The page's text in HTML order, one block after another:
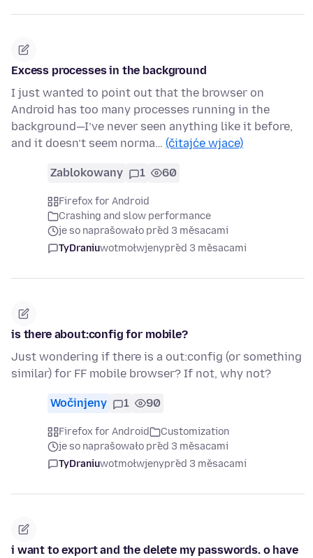
Excess processes in the background
I just wanted to point out that the browser on
Android has too many processes running in the
background—I’ve never seen anything like it before,
and it doesn’t seem norma… (čitajće wjace)
Zablokowany 1 60
Firefox for Android
Crashing and slow performance
je so naprašowało před 3 měsacami
TyDraniuwotmołwjenypřed 3 měsacami
is there about:config for mobile?
Just wondering if there is a out:config (or something
similar) for FF mobile browser? If not, why not?
Wočinjeny 1 90
Firefox for Android
Customization
je so naprašowało před 3 měsacami
TyDraniuwotmołwjenypřed 3 měsacami
i want to export and the delete my passwords. o have